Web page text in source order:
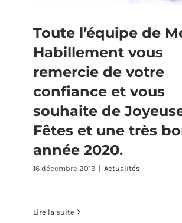
Toute l’équipe de Meyer
remercie de votre confiance
souhaite de Joyeuses Fêtes et
Toute l’équipe de
Habillement vous
remercie de votre
confiance et vous
souhaite de
Fêtes et une très
année 2020.
16 décembre 2019 | Actualités
Lire la suite